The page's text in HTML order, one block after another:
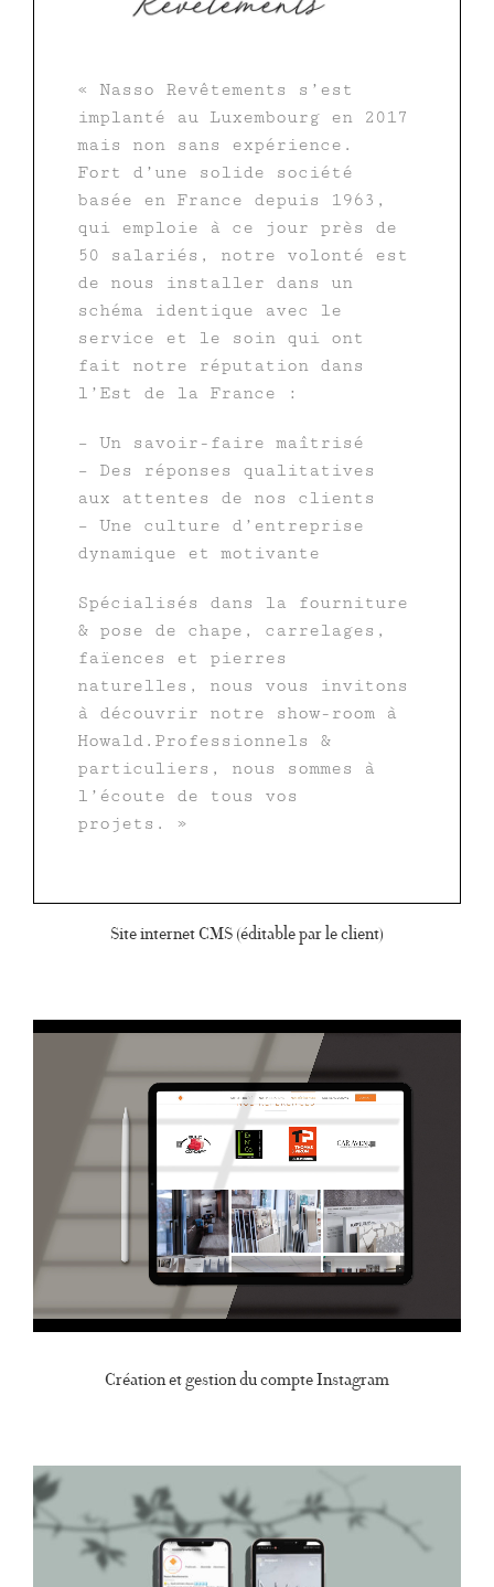
« Nasso Revêtements s’est
implanté au Luxembourg en 2017
mais non sans expérience.
Fort d’une solide société
basée en France depuis 1963,
qui emploie à ce jour près de
50 salariés, notre volonté est
de nous installer dans un
schéma identique avec le
service et le soin qui ont
fait notre réputation dans
l’Est de la France :
– Un savoir-faire maîtrisé
– Des réponses qualitatives
aux attentes de nos clients
– Une culture d’entreprise
dynamique et motivante
Spécialisés dans la fourniture
& pose de chape, carrelages,
faïences et pierres
naturelles, nous vous invitons
à découvrir notre show-room à
Howald.Professionnels &
particuliers, nous sommes à
l’écoute de tous vos
projets. »
Site internet CMS (éditable par le client)
Création et gestion du compte Instagram